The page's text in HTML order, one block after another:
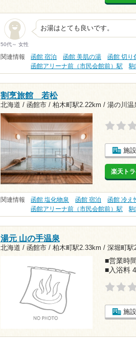
50代～ 女性
お湯はとても良いです。
関連情報 函館 宿泊 函館 美肌の湯 函館 切り
函館アリーナ前（市民会館前）駅
駒
割烹旅館 若松
北海道 / 函館市 / 柏木町駅2.22km / 湯の川温
施
楽天ト
関連情報 函館 塩化物泉 函館 宿泊 函館 冷え
函館アリーナ前（市民会館前）駅
駒
湯元 山の手温泉
北海道 / 函館市 / 柏木町駅2.33km / 深堀町駅
■営業時
■入浴料
施